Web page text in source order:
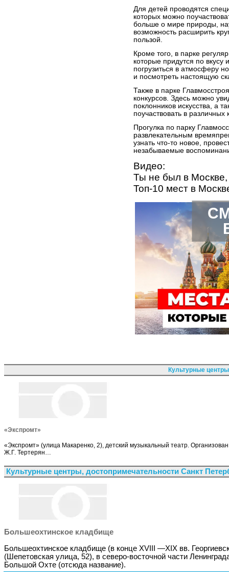
Для детей проводятся
которых можно
больше о мире природы,
возможность расширить
пользой.
Кроме того, в парке
которые придутся по
погрузиться в атмосферу
и посмотреть настоящую
Также в парке
конкурсов. Здесь можно
поклонников искусства, а
поучаствовать в различных
Прогулка по парку
развлекательным
узнать что-то новое,
незабываемые
Видео:
Ты не был в
Топ-10 мест в
Культурные
«Экспромт»
«Экспромт» (улица Макаренко, 2), детский музыкальный театр.
Ж.Г. Тертерян…
Культурные центры, достопримечательности Санкт
Большеохтинское кладбище
Большеохтинское кладбище (в конце XVIII —XIX вв.
(Шепетовская улица, 52), в северо-восточной части
Большой Охте (отсюда название).